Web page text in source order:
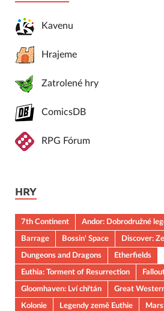
Kavenu
Hrajeme
Zatrolené hry
ComicsDB
RPG Fórum
HRY
7th Continent Andor: Dobrodružné
Barrage
Bossin' Space
Discover:
Dungeons and Dragons
Etherfields
Euthia: Torment of Resurrection
Gloomhaven: Lví chřtán
Great
Kolonie
Legendy země Euthie